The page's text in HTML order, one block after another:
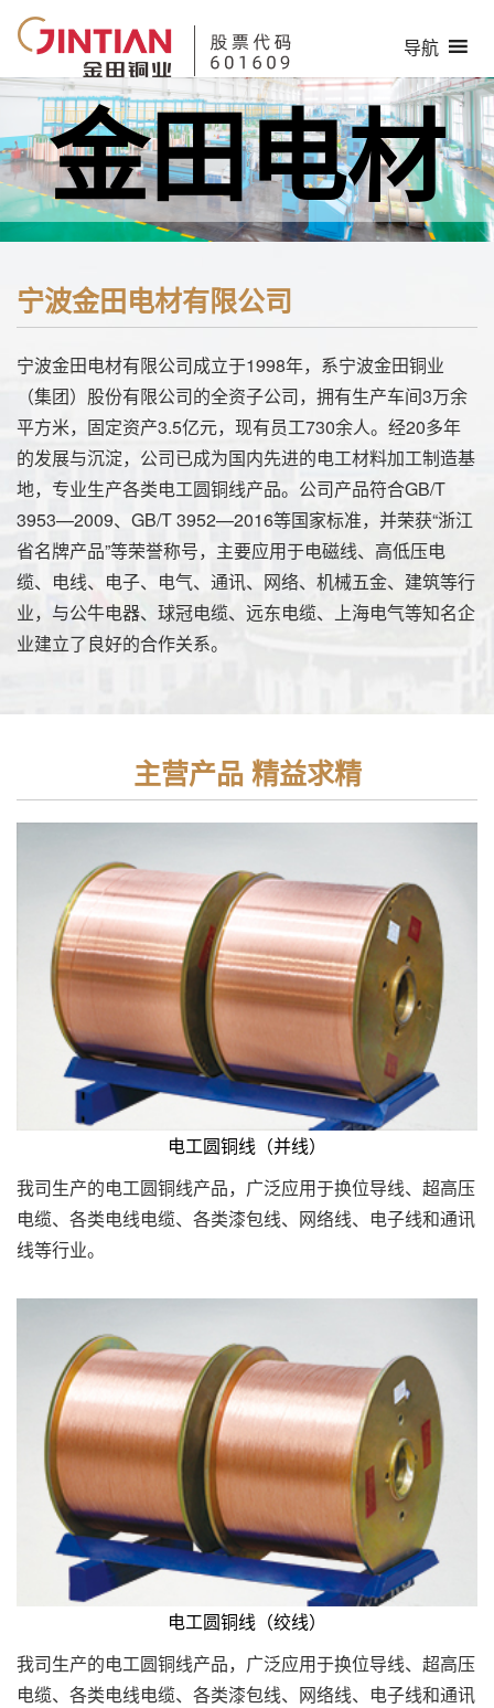
导航
金田电材
宁波金田电材有限公司
宁波金田电材有限公司成立于1998年，系宁波金田铜业
（集团）股份有限公司的全资子公司，拥有生产车间3万余
平方米，固定资产3.5亿元，现有员工730余人。经20多年
的发展与沉淀，公司已成为国内先进的电工材料加工制造基
地，专业生产各类电工圆铜线产品。公司产品符合GB/T
3953—2009、GB/T 3952—2016等国家标准，并荣获“浙江
省名牌产品”等荣誉称号，主要应用于电磁线、高低压电
缆、电线、电子、电气、通讯、网络、机械五金、建筑等行
业，与公牛电器、球冠电缆、远东电缆、上海电气等知名企
业建立了良好的合作关系。
主营产品 精益求精
电工圆铜线（并线）
我司生产的电工圆铜线产品，广泛应用于换位导线、超高压
电缆、各类电线电缆、各类漆包线、网络线、电子线和通讯
线等行业。
电工圆铜线（绞线）
我司生产的电工圆铜线产品，广泛应用于换位导线、超高压
电缆、各类电线电缆、各类漆包线、网络线、电子线和通讯